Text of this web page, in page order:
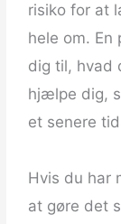
risiko for at
hele om.
dig til, hvad
hjælpe dig,
et senere
Hvis du har
at gøre det